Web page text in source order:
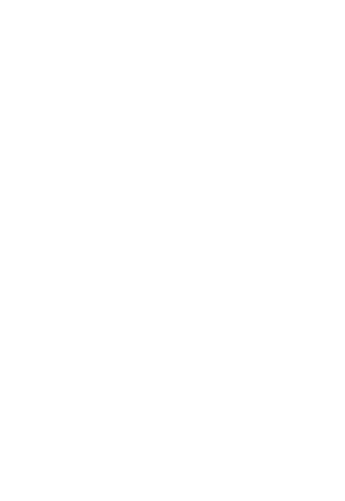
Aldama informa al
la presunta compra
en Valencia por